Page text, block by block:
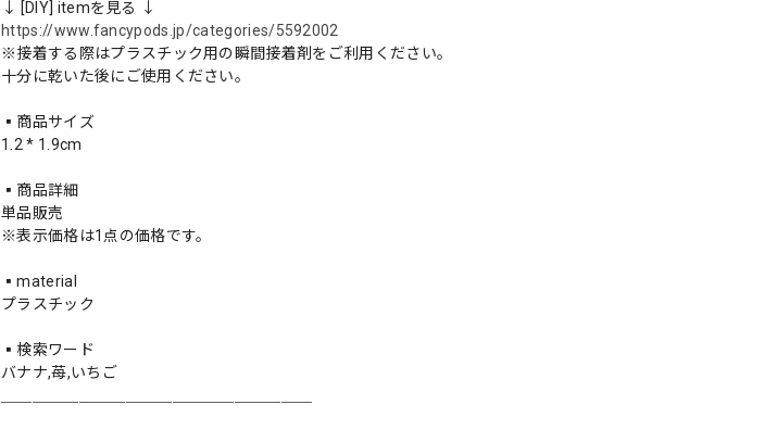
↓ [DIY] itemを見る ↓
https://www.fancypods.jp/categories/5592002
※接着する際はプラスチック用の瞬間接着剤をご利用ください。
十分に乾いた後にご使用ください。
▪️商品サイズ
1.2 * 1.9cm
▪️商品詳細
単品販売
※表示価格は1点の価格です。
▪️material
プラスチック
▪️検索ワード
バナナ,苺,いちご